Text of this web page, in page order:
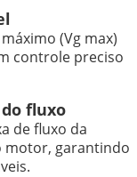
(Vg max)
controle preciso
fluxo
de fluxo da
motor, garantindo